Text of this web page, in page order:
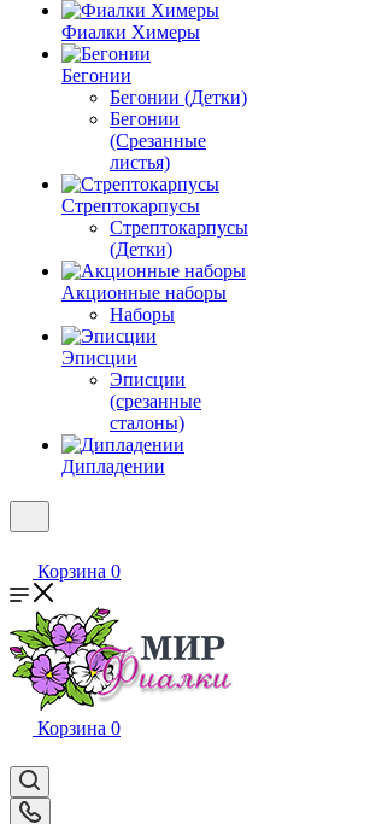
Фиалки Химеры
Бегонии
Бегонии (Детки)
Бегонии
(Срезанные
листья)
Стрептокарпусы
Стрептокарпусы
(Детки)
Акционные наборы
Наборы
Эписции
Эписции
(срезанные
сталоны)
Дипладении
Корзина 0
Корзина 0